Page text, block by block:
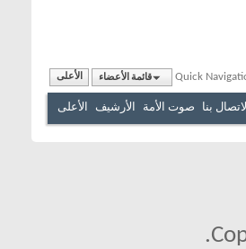
Quick قائمة الأعضاء الأعلى
الاتصال بنا صوت الأمة الأرشيف الأعلى